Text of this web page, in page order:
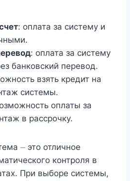
: оплата за систему и
: оплата за систему
банковский перевод.
взять кредит на
системы.
оплаты за
в рассрочку.
⏤ это отличное
контроля в
При выборе системы,